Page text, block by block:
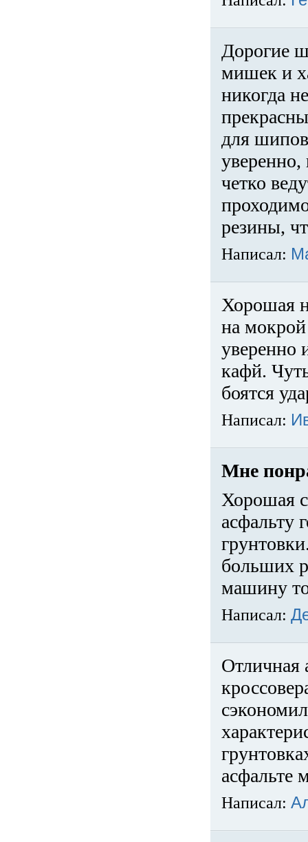
Дорогие
мишек и
никогда
для
четко
резины,
Написал:
Хорошая
на
уверенно
кафй.
боятся
Написал:
Мне
Хорошая
асфальту
больших
машину
Написал:
Отличная
асфальте
Написал: